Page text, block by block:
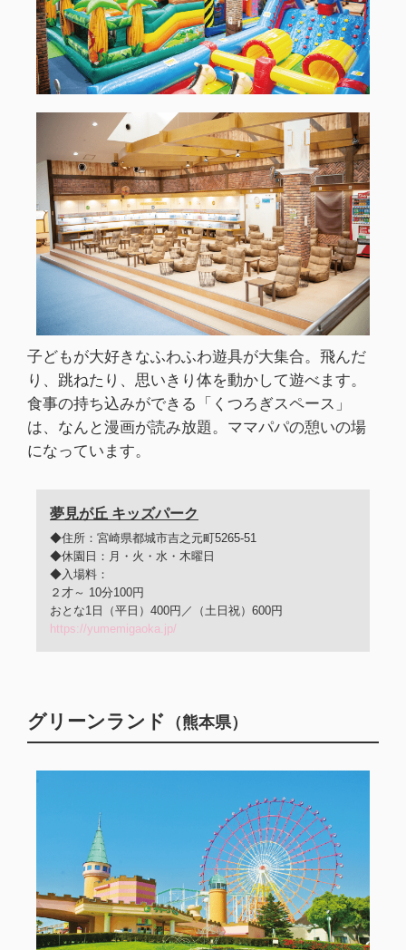
子どもが大好きなふわふわ遊具が大集合。飛んだ
り、跳ねたり、思いきり体を動かして遊べます。
食事の持ち込みができる「くつろぎスペース」
は、なんと漫画が読み放題。ママパパの憩いの場
になっています。
夢見が丘 キッズパーク
◆住所：宮崎県都城市吉之元町5265-51
◆休園日：月・火・水・木曜日
◆入場料：
２才～ 10分100円
おとな1日（平日）400円／
（土日祝）600円
https://yumemigaoka.jp/
グリーンランド （熊本県）